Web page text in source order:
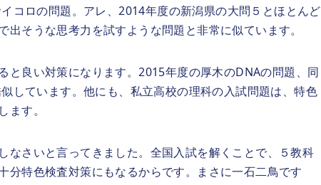
コロの問題。アレ、2014年度の新潟県の大問５とほとんど
そうな思考力を試すような問題と非常に似ています。
と良い対策になります。2015年度の厚木のDNAの問題、同
しています。他にも、私立高校の理科の入試問題は、特色
す。
なさいと言ってきました。全国入試を解くことで、５教科
分特色検査対策にもなるからです。まさに一石二鳥です